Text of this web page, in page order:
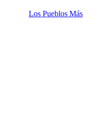
Los Pueblos Más